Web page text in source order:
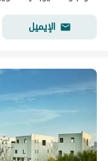
الإيميل